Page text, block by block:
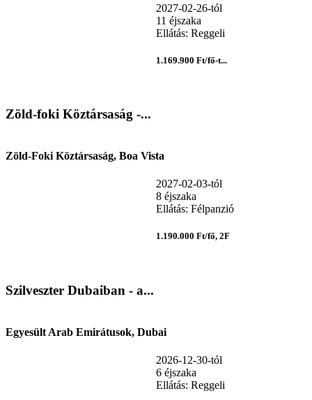
2027-02-26-tól
11 éjszaka
Ellátás: Reggeli
1.169.900 Ft/fő-t...
Zöld-foki Köztársaság -...
Zöld-Foki Köztársaság, Boa Vista
2027-02-03-tól
8 éjszaka
Ellátás: Félpanzió
1.190.000 Ft/fő, 2F
Szilveszter Dubaiban - a...
Egyesült Arab Emirátusok, Dubai
2026-12-30-tól
6 éjszaka
Ellátás: Reggeli